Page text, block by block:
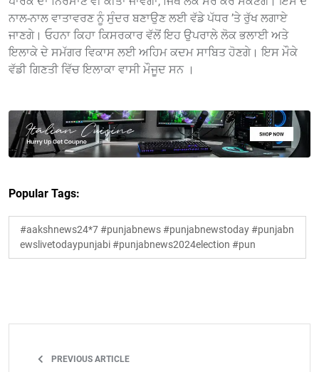
ਨਾਲ-ਨਾਲ ਵਾਤਾਵਰਣ ਨੂੰ ਸੁੰਦਰ ਬਣਾਉਣ ਲਈ ਵੱਡੇ ਪੱਧਰ ’ਤੇ ਰੁੱਖ ਲਗਾਏ
ਜਾਣਗੇ। ਓਹਨਾ ਕਿਹਾ ਕਿਸਰਕਾਰ ਵੱਲੋਂ ਇਹ ਉਪਰਾਲੇ ਲੋਕ ਭਲਾਈ ਅਤੇ
ਇਲਾਕੇ ਦੇ ਸਮੱਗਰ ਵਿਕਾਸ ਲਈ ਅਹਿਮ ਕਦਮ ਸਾਬਿਤ ਹੋਣਗੇ। ਇਸ ਮੌਕੇ
ਵੱਡੀ ਗਿਣਤੀ ਵਿੱਚ ਇਲਾਕਾ ਵਾਸੀ ਮੌਜੂਦ ਸਨ ।
Popular Tags:
#aakshnews24*7 #punjabnews #punjabnewstoday #punjabn
ewslivetodaypunjabi #punjabnews2024election #pun
PREVIOUS ARTICLE